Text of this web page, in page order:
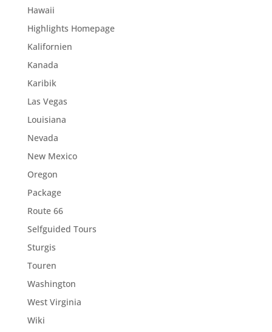
Hawaii
Highlights Homepage
Kalifornien
Kanada
Karibik
Las Vegas
Louisiana
Nevada
New Mexico
Oregon
Package
Route 66
Selfguided Tours
Sturgis
Touren
Washington
West Virginia
Wiki